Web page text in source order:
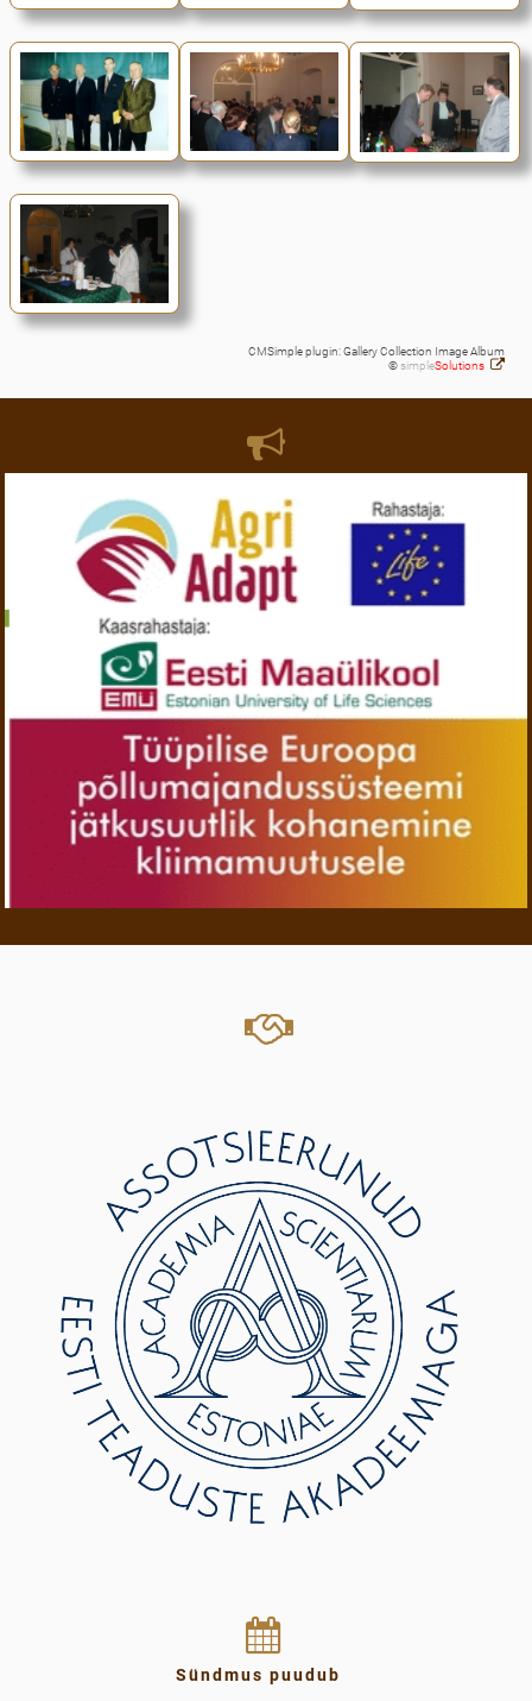
CMSimple plugin: Gallery Collection Image Album
© simpleSolutions
Sündmus puudub